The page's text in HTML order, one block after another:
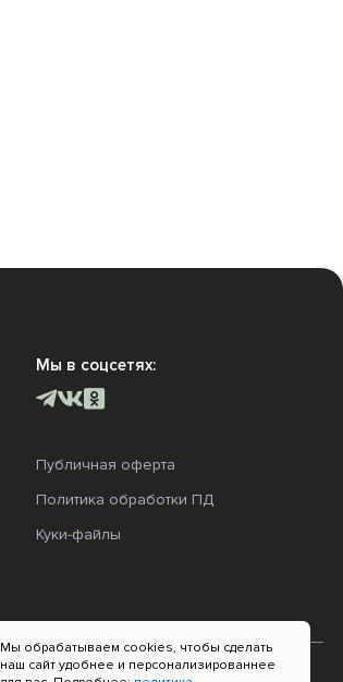
Мы обрабатываем cookies, чтобы сделать
наш сайт удобнее и персонализированнее
Мы в соцсетях:
Публичная оферта
Политика обработки ПД
Куки-файлы